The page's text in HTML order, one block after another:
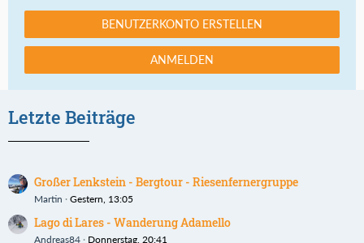
BENUTZERKONTO ERSTELLEN
ANMELDEN
Letzte Beiträge
Großer Lenkstein - Bergtour - Riesenfernergruppe
Martin Gestern, 13:05
Lago di Lares - Wanderung Adamello
Andreas84 Donnerstag, 20:41